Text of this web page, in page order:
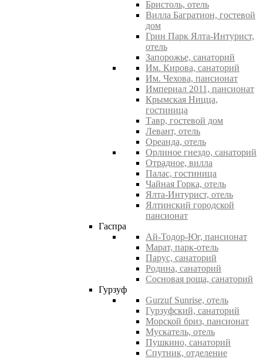
Бристоль, отель
Вилла Багратион, гостевой
дом
Грин Парк Ялта-Интурист,
отель
Запорожье, санаторий
Им. Кирова, санаторий
Им. Чехова, пансионат
Империал 2011, пансионат
Крымская Ницца,
гостиница
Тавр, гостевой дом
Левант, отель
Ореанда, отель
Орлиное гнездо, санаторий
Отрадное, вилла
Палас, гостиница
Чайная Горка, отель
Ялта-Интурист, отель
Ялтинский городской
пансионат
Гаспра
Ай-Тодор-Юг, пансионат
Марат, парк-отель
Парус, санаторий
Родина, санаторий
Сосновая роща, санаторий
Гурзуф
Gurzuf Sunrise, отель
Гурзуфский, санаторий
Морской бриз, пансионат
Мускатель, отель
Пушкино, санаторий
Спутник, отделение